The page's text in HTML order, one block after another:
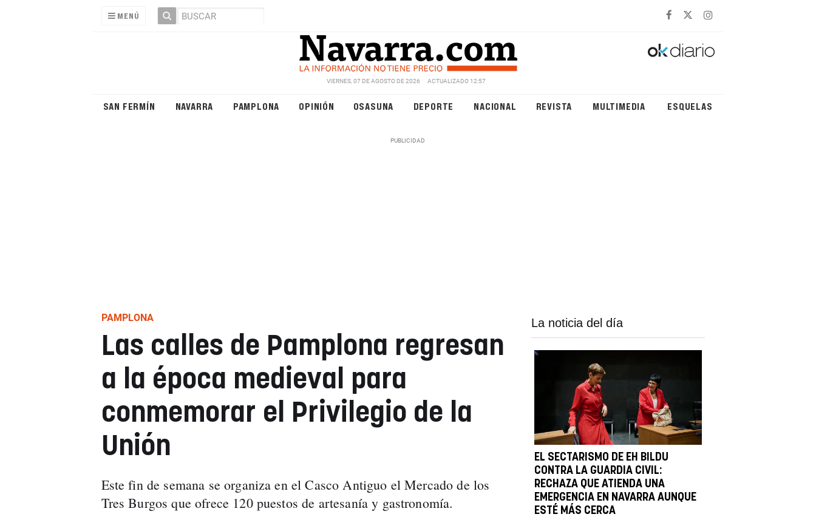
MENÚ
VIERNES, 07 DE AGOSTO DE 2026 ACTUALIZADO 12:57
SAN FERMÍN NAVARRA PAMPLONA OPINIÓN OSASUNA DEPORTE NACIONAL REVISTA MULTIMEDIA ESQUELAS
PAMPLONA
Las calles de Pamplona regresan
a la época medieval para
conmemorar el Privilegio de la
Unión
Este fin de semana se organiza en el Casco Antiguo el Mercado de los
Tres Burgos que ofrece 120 puestos de artesanía y gastronomía.
La noticia del día
EL SECTARISMO DE EH BILDU
CONTRA LA GUARDIA CIVIL:
RECHAZA QUE ATIENDA UNA
EMERGENCIA EN NAVARRA AUNQUE
ESTÉ MÁS CERCA